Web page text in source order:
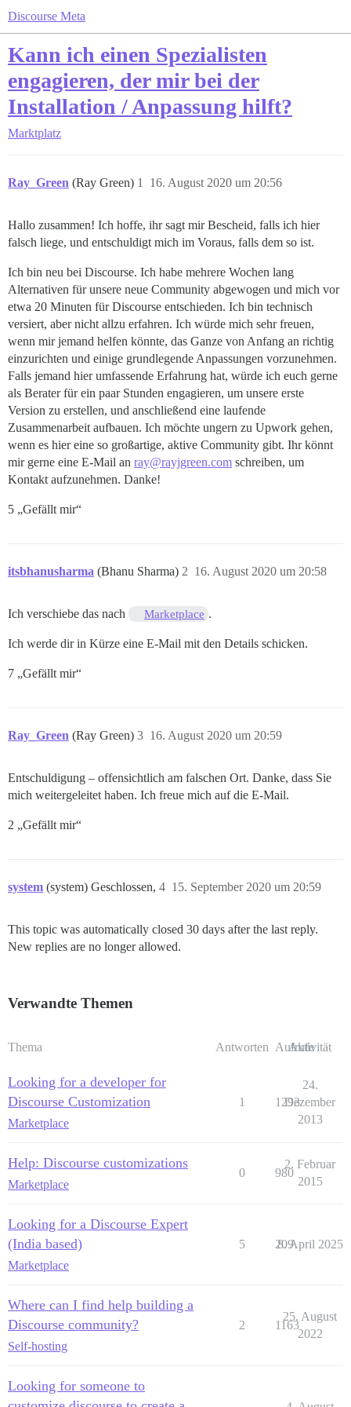
Discourse Meta
Kann ich einen Spezialisten
engagieren, der mir bei der
Installation / Anpassung hilft?
Marktplatz
Ray_Green (Ray Green) 16. August 2020 um 20:56
1
Hallo zusammen! Ich hoffe, ihr sagt mir Bescheid, falls ich hier
falsch liege, und entschuldigt mich im Voraus, falls dem so ist.
Ich bin neu bei Discourse. Ich habe mehrere Wochen lang
Alternativen für unsere neue Community abgewogen und mich vor
etwa 20 Minuten für Discourse entschieden. Ich bin technisch
versiert, aber nicht allzu erfahren. Ich würde mich sehr freuen,
wenn mir jemand helfen könnte, das Ganze von Anfang an richtig
einzurichten und einige grundlegende Anpassungen vorzunehmen.
Falls jemand hier umfassende Erfahrung hat, würde ich euch gerne
als Berater für ein paar Stunden engagieren, um unsere erste
Version zu erstellen, und anschließend eine laufende
Zusammenarbeit aufbauen. Ich möchte ungern zu Upwork gehen,
wenn es hier eine so großartige, aktive Community gibt. Ihr könnt
mir gerne eine E-Mail an ray@rayjgreen.com schreiben, um
Kontakt aufzunehmen. Danke!
5 „Gefällt mir“
itsbhanusharma (Bhanu Sharma) 16. August 2020 um 20:58
2
Ich verschiebe das nach Marketplace .
Ich werde dir in Kürze eine E-Mail mit den Details schicken.
7 „Gefällt mir“
Ray_Green (Ray Green) 16. August 2020 um 20:59
3
Entschuldigung – offensichtlich am falschen Ort. Danke, dass Sie
mich weitergeleitet haben. Ich freue mich auf die E-Mail.
2 „Gefällt mir“
system (system) Geschlossen, 15. September 2020 um 20:59
4
This topic was automatically closed 30 days after the last reply.
New replies are no longer allowed.
Verwandte Themen
Thema Antworten Aufrufe
Aktivität
Looking for a developer for
Discourse Customization
Marketplace
1 1293
24.
Dezember
2013
Help: Discourse customizations
Marketplace
0 980
2. Februar
2015
Looking for a Discourse Expert
(India based)
Marketplace
5 209
8. April 2025
Where can I find help building a
Discourse community?
Self-hosting
2 1163
25. August
2022
Looking for someone to